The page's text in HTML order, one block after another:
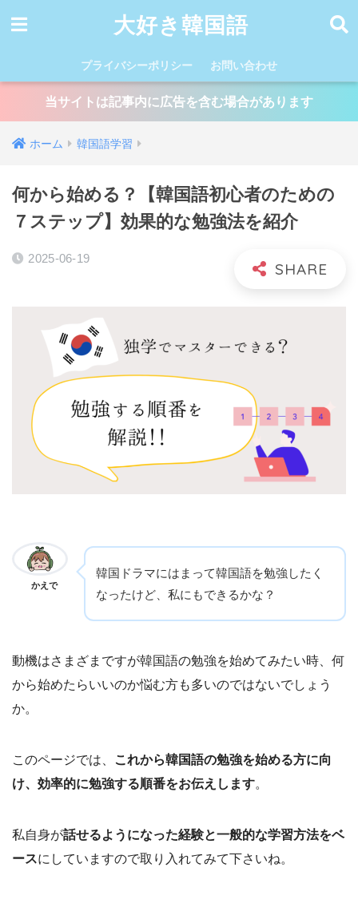
大好き韓国語
プライバシーポリシー お問い合わせ
当サイトは記事内に広告を含む場合があります
ホーム 韓国語学習
何から始める？【韓国語初心者のための
７ステップ】効果的な勉強法を紹介
2025-06-19
かえで
韓国ドラマにはまって韓国語を勉強したく
なったけど、私にもできるかな？
動機はさまざまですが韓国語の勉強を始めてみたい時、何
から始めたらいいのか悩む方も多いのではないでしょう
か。
このページでは、
これから韓国語の勉強を始める方に向
け、効率的に勉強する順番をお伝えします。
私自身が話せるようになった経験と一般的な学習方法をベ
ースにしていますので取り入れてみて下さいね。